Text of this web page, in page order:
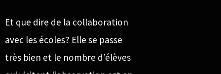
Et que dire de la collaboration
avec les écoles? Elle se passe
très bien et le nombre d’élèves